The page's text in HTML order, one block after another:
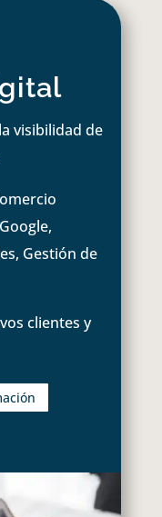
visibilidad de
Gestión de
clientes y